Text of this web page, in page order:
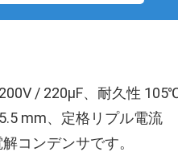
/ 220µF、耐久性
mm、定格リプル電流
コンデンサです。